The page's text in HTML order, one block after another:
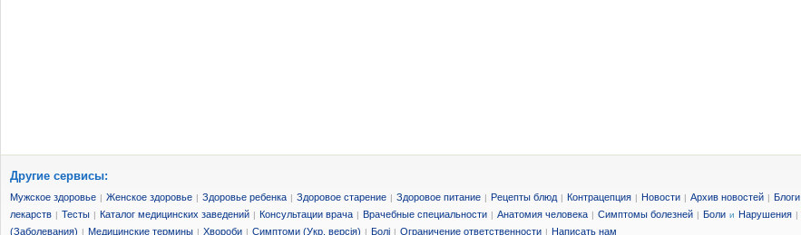
Другие сервисы:
Мужское здоровье | Женское здоровье | Здоровье ребенка | Здоровое старение | Здоровое питание | Рецепты блюд | Контрацепция | Новости | Архив новостей | Блоги
лекарств | Тесты | Каталог медицинских заведений | Консультации врача | Врачебные специальности | Анатомия человека | Симптомы болезней | Боли и Нарушения |
(Заболевания) | Медицинские термины | Хвороби | Симптоми (Укр. версія) | Болі | Ограничение ответственности | Написать нам